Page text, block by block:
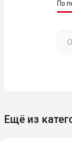
По
Ещё из